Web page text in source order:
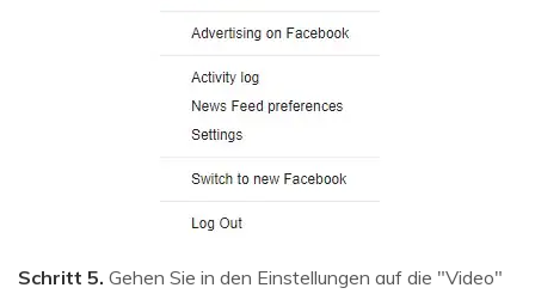
Schritt 5. Gehen Sie in den Einstellungen auf die "Video"